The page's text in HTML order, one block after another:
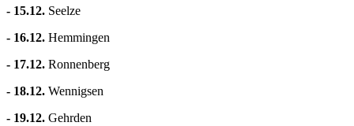
- 15.12. Seelze
- 16.12. Hemmingen
- 17.12. Ronnenberg
- 18.12. Wennigsen
- 19.12. Gehrden